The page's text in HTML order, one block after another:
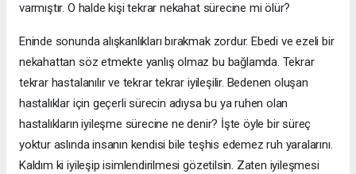
varmıştır. O halde kişi tekrar nekahat sürecine mi ölür?
Eninde sonunda alışkanlıkları bırakmak zordur. Ebedi ve ezeli bir
nekahattan söz etmekte yanlış olmaz bu bağlamda. Tekrar
tekrar hastalanılır ve tekrar tekrar iyileşilir. Bedenen oluşan
hastalıklar için geçerli sürecin adıysa bu ya ruhen olan
hastalıkların iyileşme sürecine ne denir? İşte öyle bir süreç
yoktur aslında insanın kendisi bile teşhis edemez ruh yaralarını.
Kaldım ki iyileşip isimlendirilmesi gözetilsin. Zaten iyileşmesi